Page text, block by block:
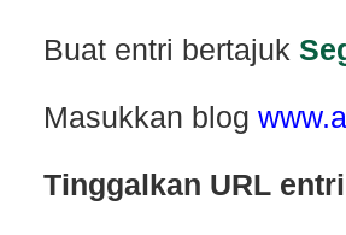
Buat entri bertajuk
Masukkan blog
Tinggalkan URL entri